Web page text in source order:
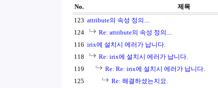
No.
제목
123 attribute의 속성 정의....
124
Re: attribute의 속성 정의....
116 irix에 설치시 에러가 납니다.
118
Re: irix에 설치시 에러가 납니다.
119
Re: Re: irix에 설치시 에러가 납니다.
125
Re: 해결하셨는지요.